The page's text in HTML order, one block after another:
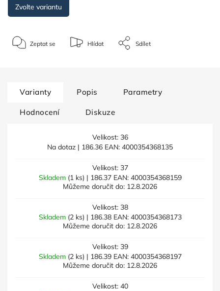
Zvolte variantu
Zeptat se Hlídat Sdílet
Varianty Popis Parametry
Hodnocení Diskuze
Velikost: 36
Na dotaz | 186.36 EAN: 4000354368135
Velikost: 37
Skladem (1 ks) | 186.37 EAN: 4000354368159
Můžeme doručit do: 12.8.2026
Velikost: 38
Skladem (2 ks) | 186.38 EAN: 4000354368173
Můžeme doručit do: 12.8.2026
Velikost: 39
Skladem (2 ks) | 186.39 EAN: 4000354368197
Můžeme doručit do: 12.8.2026
Velikost: 40